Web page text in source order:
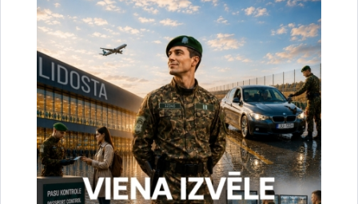
Atrašanās vieta
Rēzeknes novada pašvaldība, Atbrīvošanas aleja
95a, Rēzekne